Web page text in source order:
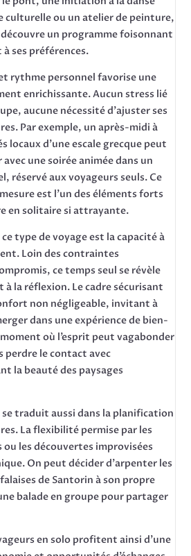
culturelle ou un atelier de peinture,
un programme foisonnant
ses préférences.
rythme personnel favorise une
enrichissante. Aucun stress lié
aucune nécessité d’ajuster ses
Par exemple, un après-midi à
locaux d’une escale grecque peut
une soirée animée dans un
réservé aux voyageurs seuls. Ce
est l’un des éléments forts
en solitaire si attrayante.
type de voyage est la capacité à
Loin des contraintes
ce temps seul se révèle
à la réflexion. Le cadre sécurisant
non négligeable, invitant à
dans une expérience de bien-
où l’esprit peut vagabonder
perdre le contact avec
la beauté des paysages
traduit aussi dans la planification
La flexibilité permise par les
ou les découvertes improvisées
On peut décider d’arpenter les
de Santorin à son propre
balade en groupe pour partager
en solo profitent ainsi d’une